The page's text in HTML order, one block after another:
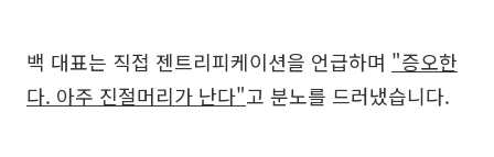
백 대표는 직접 젠트리피케이션을 언급하며 "증오한
다. 아주 진절머리가 난다"고 분노를 드러냈습니다.